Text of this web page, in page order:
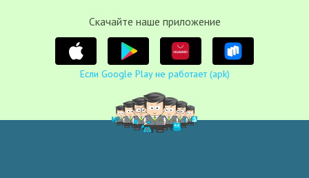
Cкачайте наше приложение
Если Google Play не работает (apk)